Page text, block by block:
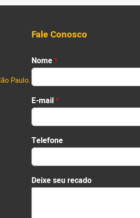
Paulo.
Fale Conosco
Nome*
First
E-mail*
T
e
e
f
o
Telefone
Deixe seu recado